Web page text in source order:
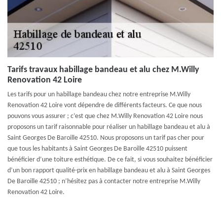
Tarifs travaux habillage bandeau et alu chez M.Willy
Renovation 42 Loire
Les tarifs pour un habillage bandeau chez notre entreprise M.Willy
Renovation 42 Loire vont dépendre de différents facteurs. Ce que nous
pouvons vous assurer ; c’est que chez M.Willy Renovation 42 Loire nous
proposons un tarif raisonnable pour réaliser un habillage bandeau et alu à
Saint Georges De Baroille 42510. Nous proposons un tarif pas cher pour
que tous les habitants à Saint Georges De Baroille 42510 puissent
bénéficier d’une toiture esthétique. De ce fait, si vous souhaitez bénéficier
d’un bon rapport qualité-prix en habillage bandeau et alu à Saint Georges
De Baroille 42510 ; n’hésitez pas à contacter notre entreprise M.Willy
Renovation 42 Loire.